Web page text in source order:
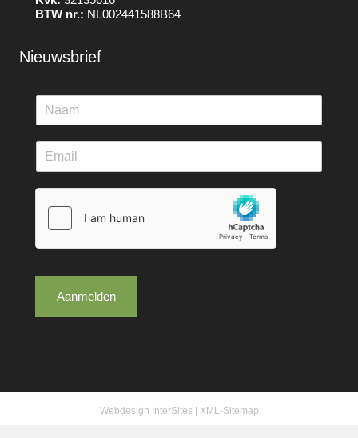
BTW nr.: NL002441588B64
Nieuwsbrief
Aanmelden
Webdesign InterSites| XML-Sitemap